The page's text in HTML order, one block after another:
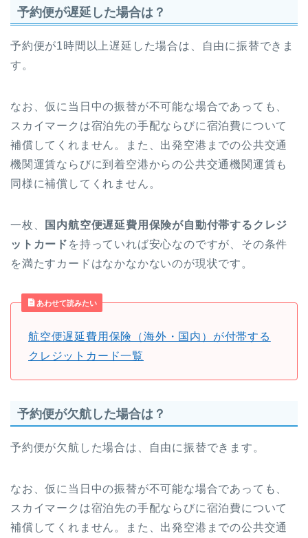
予約便が遅延した場合は？
予約便が1時間以上遅延した場合は、自由に振替できま
す。
なお、仮に当日中の振替が不可能な場合であっても、
スカイマークは宿泊先の手配ならびに宿泊費について
補償してくれません。また、出発空港までの公共交通
機関運賃ならびに到着空港からの公共交通機関運賃も
同様に補償してくれません。
一枚、
国内航空便遅延費用保険が自動付帯するクレジ
ットカード を持っていれば安心なのですが、その条件
を満たすカードはなかなかないのが現状です。
あわせて読みたい
航空便遅延費用保険（海外・国内）が付帯する
クレジットカード一覧
予約便が欠航した場合は？
予約便が欠航した場合は、自由に振替できます。
なお、仮に当日中の振替が不可能な場合であっても、
スカイマークは宿泊先の手配ならびに宿泊費について
補償してくれません。また、出発空港までの公共交通